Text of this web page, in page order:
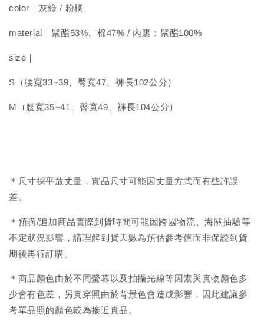
color｜灰綠 / 粉橘
material｜聚酯53%、棉47% / 內裏：聚酯100%
size｜
S（腰寬33~39、臀寬47、褲長102公分）
M（腰寬35~41、臀寬49、褲長104公分）
＊尺寸採平放丈量，實品尺寸可能因丈量方式而有些許誤
差。
＊預購/追加商品實際到貨時間可能因跨國物流、海關抽驗等
不定狀況影響，請理解到貨天數為預估參考值而非保證到貨
期後再行訂購。
＊商品顏色由於不同螢幕以及拍攝光線等因素與實物顏色多
少會有色差，另實穿照由於背景色會造成影響，因此建議參
考單品照的顏色較為接近實品。